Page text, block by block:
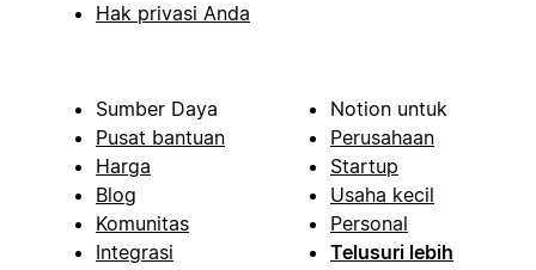
Hak privasi Anda
Sumber Daya
Pusat bantuan
Harga
Blog
Komunitas
Integrasi
Notion untuk
Perusahaan
Startup
Usaha kecil
Personal
Telusuri lebih